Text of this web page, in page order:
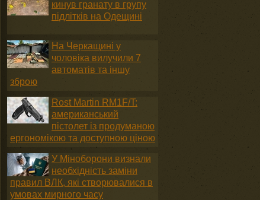
кинув гранату в групу
підлітків на Одещині
На Черкащині у
чоловіка вилучили 7
автоматів та іншу
зброю
Rost Martin RM1F/T:
американський
пістолет із продуманою
ергономікою та доступною ціною
У Міноборони визнали
необхідність заміни
правил ВЛК, які створювалися в
умовах мирного часу